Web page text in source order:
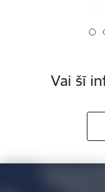
Vai šī